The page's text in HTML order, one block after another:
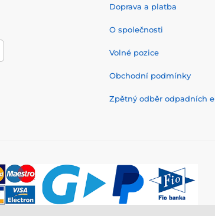
Doprava a platba
O společnosti
Volné pozice
Obchodní podmínky
Zpětný odběr odpadních